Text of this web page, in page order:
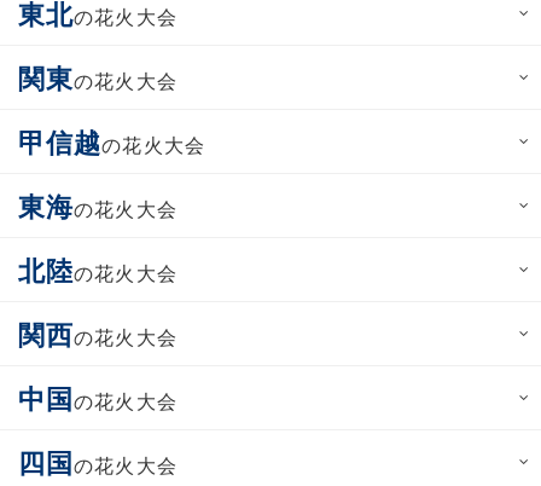
東北の花火大会
関東の花火大会
甲信越の花火大会
東海の花火大会
北陸の花火大会
関西の花火大会
中国の花火大会
四国の花火大会